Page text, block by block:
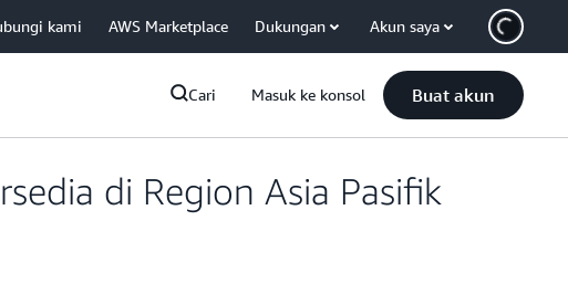
kami AWS Marketplace Dukungan Akun saya
Cari Masuk ke konsol Buat akun
di Region Asia Pasifik